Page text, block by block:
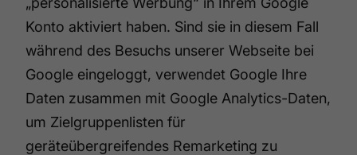
Konto aktiviert haben. Sind sie in diesem Fall
während des Besuchs unserer Webseite bei
Google eingeloggt, verwendet Google Ihre
Daten zusammen mit Google Analytics-Daten,
um Zielgruppenlisten für
geräteübergreifendes Remarketing zu